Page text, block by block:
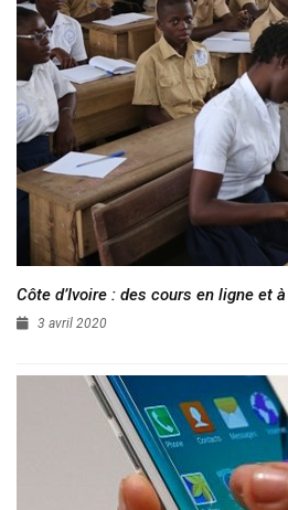
Côte d’Ivoire : des cours en ligne et
3 avril 2020